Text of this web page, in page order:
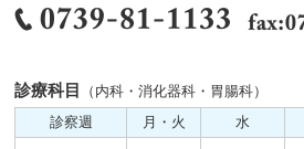
診療科目
（内科・消化器科・胃腸科）
診察週
月・火 水